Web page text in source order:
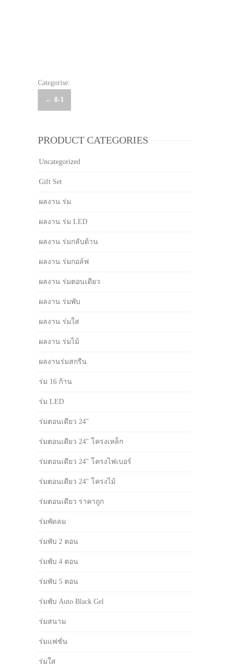
Categorise:
Post
← 8-1
PRODUCT CATEGORIES
Uncategorized
Gift Set
ผลงาน ร่ม
ผลงาน ร่ม LED
ผลงาน ร่มกลับด้าน
ผลงาน ร่มกอล์ฟ
ผลงาน ร่มตอนเดียว
ผลงาน ร่มพับ
ผลงาน ร่มใส
ผลงาน ร่มไม้
ผลงานร่มสกรีน
ร่ม 16 ก้าน
ร่ม LED
ร่มตอนเดียว 24"
ร่มตอนเดียว 24" โครงเหล็ก
ร่มตอนเดียว 24" โครงไฟเบอร์
ร่มตอนเดียว 24" โครงไม้
ร่มตอนเดียว ราคาถูก
ร่มพัดลม
ร่มพับ 2 ตอน
ร่มพับ 4 ตอน
ร่มพับ 5 ตอน
ร่มพับ Auto Black Gel
ร่มสนาม
ร่มแฟชั่น
ร่มใส